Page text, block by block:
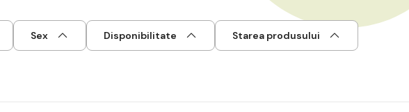
Sex Disponibilitate Starea produsului